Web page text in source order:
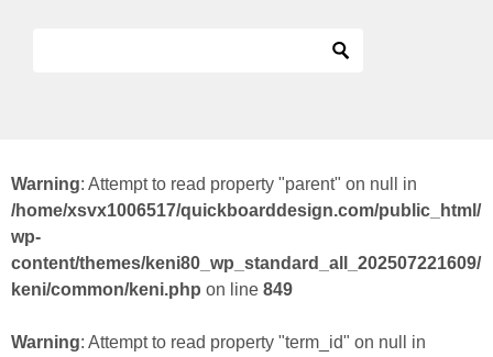
Warning: Attempt to read property "parent" on null in
/home/xsvx1006517/quickboarddesign.com/public_html/
wp-
content/themes/keni80_wp_standard_all_202507221609/
keni/common/keni.php on line 849
Warning: Attempt to read property "term_id" on null in